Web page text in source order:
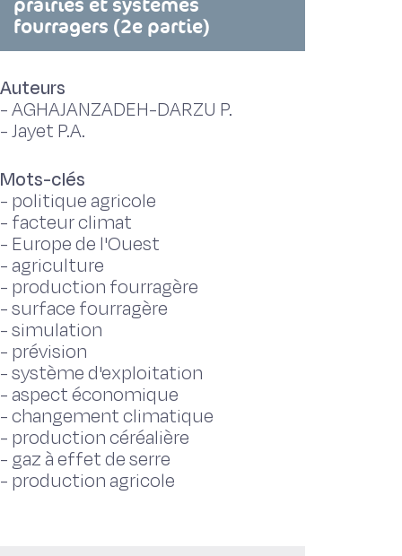
fourragers (2e partie)
Auteurs
-AGHAJANZADEH-DARZU P.
-Jayet P.A.
Mots-clés
- politique agricole
- facteur climat
- Europe de l'Ouest
- agriculture
- production fourragère
-surface fourragère
-simulation
- prévision
-système d'exploitation
- aspect économique
-changement climatique
- production céréalière
- gaz à effet de serre
- production agricole